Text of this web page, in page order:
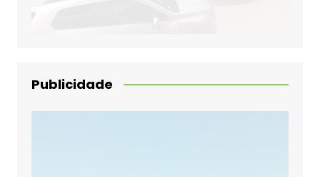
Publicidade